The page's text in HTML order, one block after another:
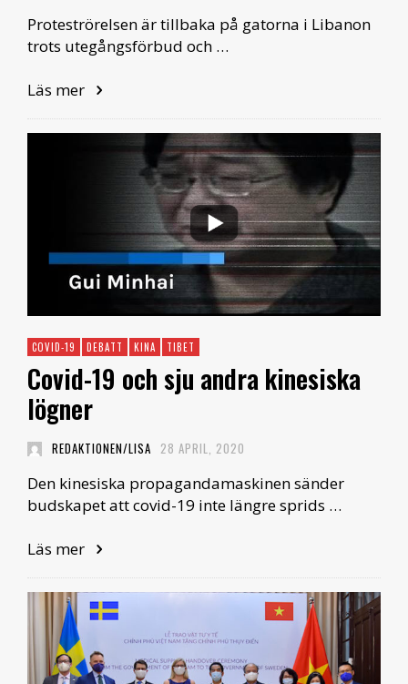
Proteströrelsen är tillbaka på gatorna i Libanon
trots utegångsförbud och …
Läs mer
COVID-19 DEBATT KINA TIBET
Covid-19 och sju andra kinesiska
lögner
REDAKTIONEN/LISA 28 APRIL, 2020
Den kinesiska propagandamaskinen sänder
budskapet att covid-19 inte längre sprids …
Läs mer